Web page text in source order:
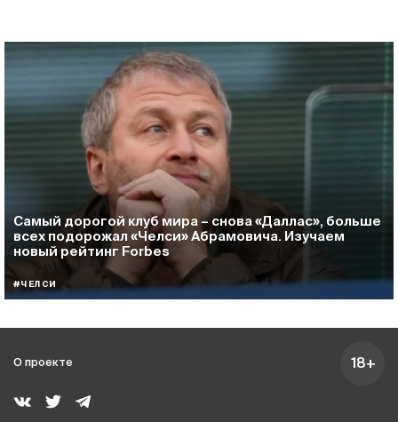
Самый дорогой клуб мира – снова «Даллас», больше
всех подорожал «Челси» Абрамовича. Изучаем
новый рейтинг Forbes
#ЧЕЛСИ
О проекте 18+